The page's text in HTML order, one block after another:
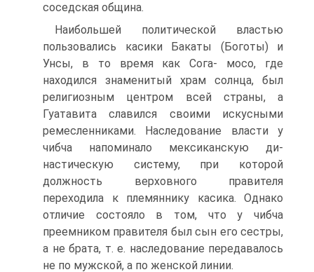
соседская община.
Наибольшей политической властью
пользовались касики Бакаты (Боготы) и
Унсы, в то время как Сога- мосо, где
находился знаменитый храм солнца, был
религиозным центром всей страны, а
Гуатавита сла­вился своими искусными
ремесленниками. Наследо­вание власти у
чибча напоминало мексиканскую ди­
настическую систему, при которой
должность верхов­ного правителя
переходила к племяннику касика. Однако
отличие состояло в том, что у чибча
преемни­ком правителя был сын его сестры,
а не брата, т. е. на­следование передавалось
не по мужской, а по жен­ской линии.